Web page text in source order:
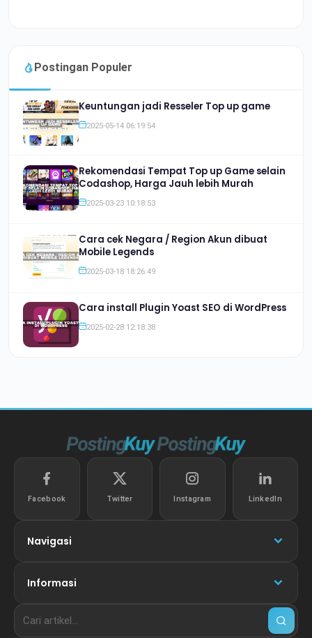
Postingan Populer
Keuntungan jadi Resseler Top up game
2025-05-14 06:19:54
Rekomendasi Tempat Top up Game selain
Codashop, Harga Jauh lebih Murah
2025-03-23 10:18:53
Cara cek Negara / Region Akun dibuat
Mobile Legends
2025-03-18 18:26:49
Cara install Plugin Yoast SEO di WordPress
2025-02-28 12:18:38
Facebook Twitter Instagram LinkedIn
Navigasi
Informasi